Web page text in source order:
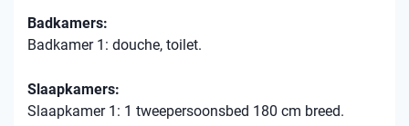
Badkamers:
Badkamer 1: douche, toilet.
Slaapkamers:
Slaapkamer 1: 1 tweepersoonsbed 180 cm breed.